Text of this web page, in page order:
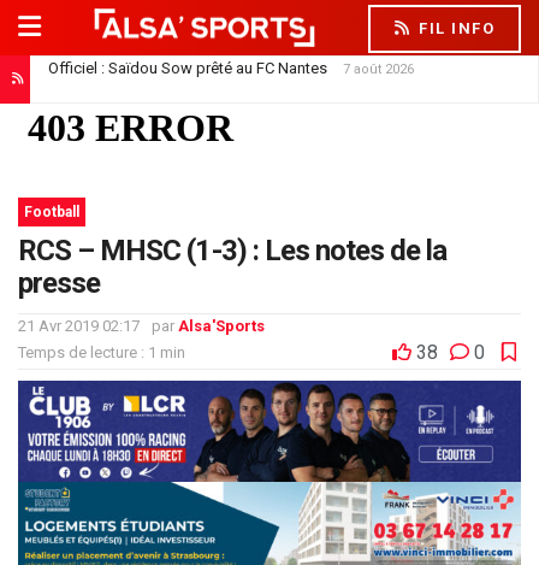
FIL INFO
Officiel : Saïdou Sow prêté au FC Nantes 7 août 2026
Football
RCS – MHSC (1-3) : Les notes de la
presse
21 Avr 2019 02:17 par Alsa'Sports
Temps de lecture : 1 min
38 0